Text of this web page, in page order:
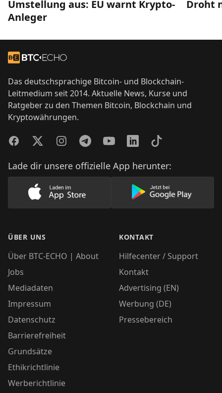
Umstellung aus: EU warnt Krypto-
Anleger
Droht
Zur Startseite
Das deutschsprachige Bitcoin- und Blockchain-
Leitmedium seit 2014. Aktuelle News, Kurse und
Ratgeber zu den Themen Bitcoin, Blockchain und
Kryptowährungen.
FacebookTwitterInstagramTelegramYouTubeLinkedInTikTok
Lade dir unsere offizielle App herunter:
Lade unsere App im AppStore herunter
Lade unsere
ÜBER UNS
Über BTC-ECHO | About
Jobs
Mediadaten
Impressum
Datenschutz
Barrierefreiheit
Grundsätze
Ethikrichtlinie
Werberichtlinie
KONTAKT
Hilfecenter / Support
Kontakt
Advertising (EN)
Werbung (DE)
Pressebereich